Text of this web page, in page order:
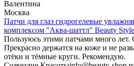
Валентина
Москва
Патчи для глаз гидрогелевые
комплексом "Аква-шаттл" Beauty Style
Пользуюсь этими патчами много лет.
Прекрасно держатся на коже и не
отёки и тёмные круги. Рекомендую.